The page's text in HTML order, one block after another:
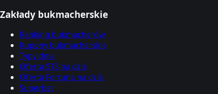
Zakłady bukmacherskie
Ranking bukmacherów
Kupony bukmacherskie
Typy dnia
Oferta STS na dziś
Oferta Fortuna na dziś
Superbet